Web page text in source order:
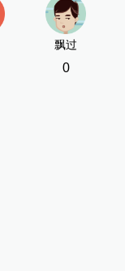
飘过
0